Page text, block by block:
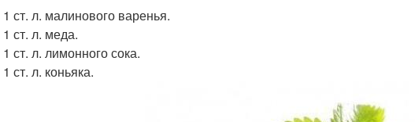
1 ст. л. малинового варенья.
1 ст. л. меда.
1 ст. л. лимонного сока.
1 ст. л. коньяка.